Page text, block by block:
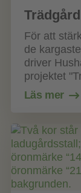
För att
de
driver
projektet
Läs mer